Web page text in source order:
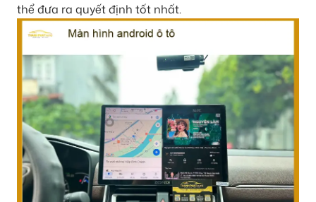
thể đưa ra quyết định tốt nhất.